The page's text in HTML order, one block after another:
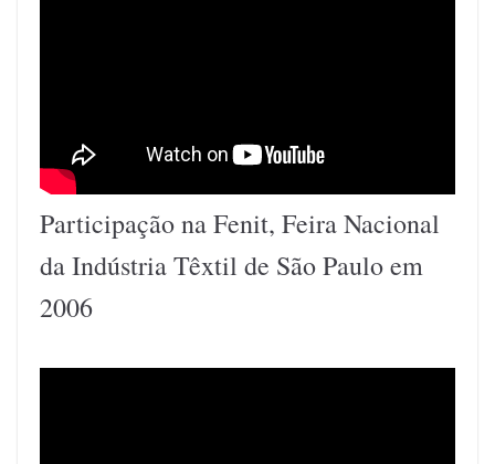
Participação na Fenit, Feira Nacional
da Indústria Têxtil de São Paulo em
2006